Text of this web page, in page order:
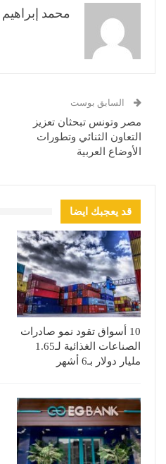
محمد إبراهيم
السابق بوست
مصر وتونس تبحثان تعزيز
التعاون الثنائي وتطورات
الأوضاع العربية
قد يعجبك ايضا
10 أسواق تقود نمو صادرات
الصناعات الغذائية لـ1.65
مليار دولار بـ6 أشهر